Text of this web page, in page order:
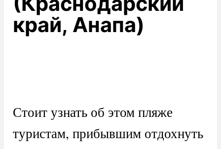
край, Анапа)
Стоит узнать об этом пляже
туристам, прибывшим отдохнуть